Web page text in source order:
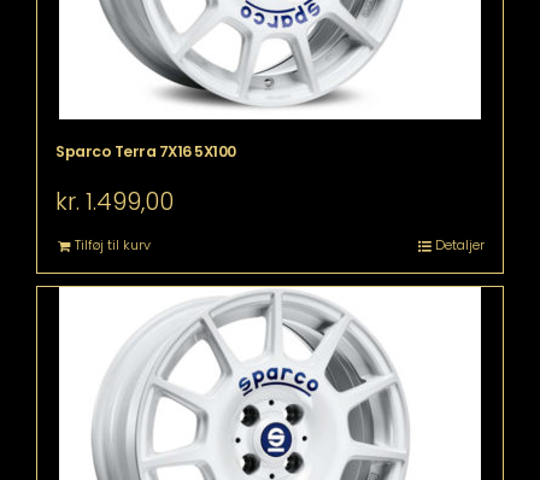
Sparco Terra 7X16 5X100
kr. 1.499,00
Tilføj til kurv Detaljer